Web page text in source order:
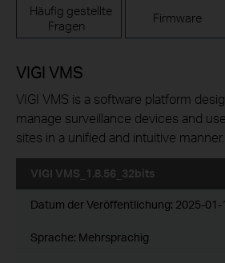
Häufig gestellte
Fragen
Firmware
VIGI VMS
VIGI VMS is a software platform
manage surveillance devices and
sites in a unified and intuitive manner.
VIGI VMS_1.8.56_32bits
Datum der Veröffentlichung: 2025-01-
Sprache: Mehrsprachig